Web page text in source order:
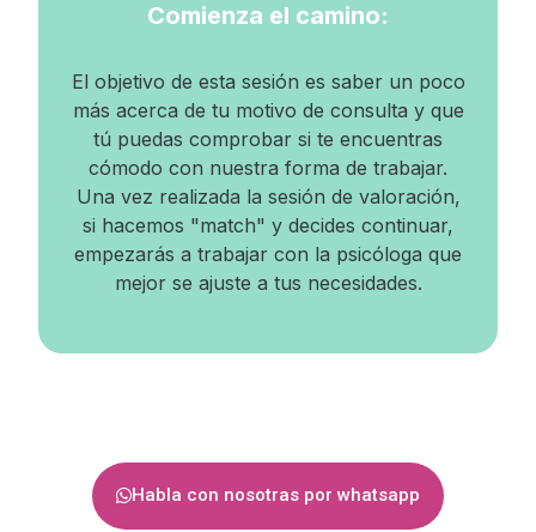
Comienza el camino:
El objetivo de esta sesión es saber un poco
más acerca de tu motivo de consulta y que
tú puedas comprobar si te encuentras
cómodo con nuestra forma de trabajar.
Una vez realizada la sesión de valoración,
si hacemos "match" y decides continuar,
empezarás a trabajar con la psicóloga que
mejor se ajuste a tus necesidades.
Habla con nosotras por whatsapp